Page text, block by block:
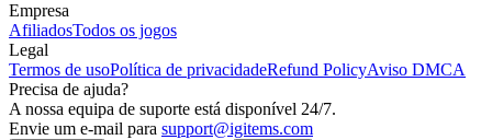
Empresa
AfiliadosTodos os jogos
Legal
Termos de usoPolítica de privacidadeRefund PolicyAviso DMCA
Precisa de ajuda?
A nossa equipa de suporte está disponível 24/7.
Envie um e-mail para support@igitems.com